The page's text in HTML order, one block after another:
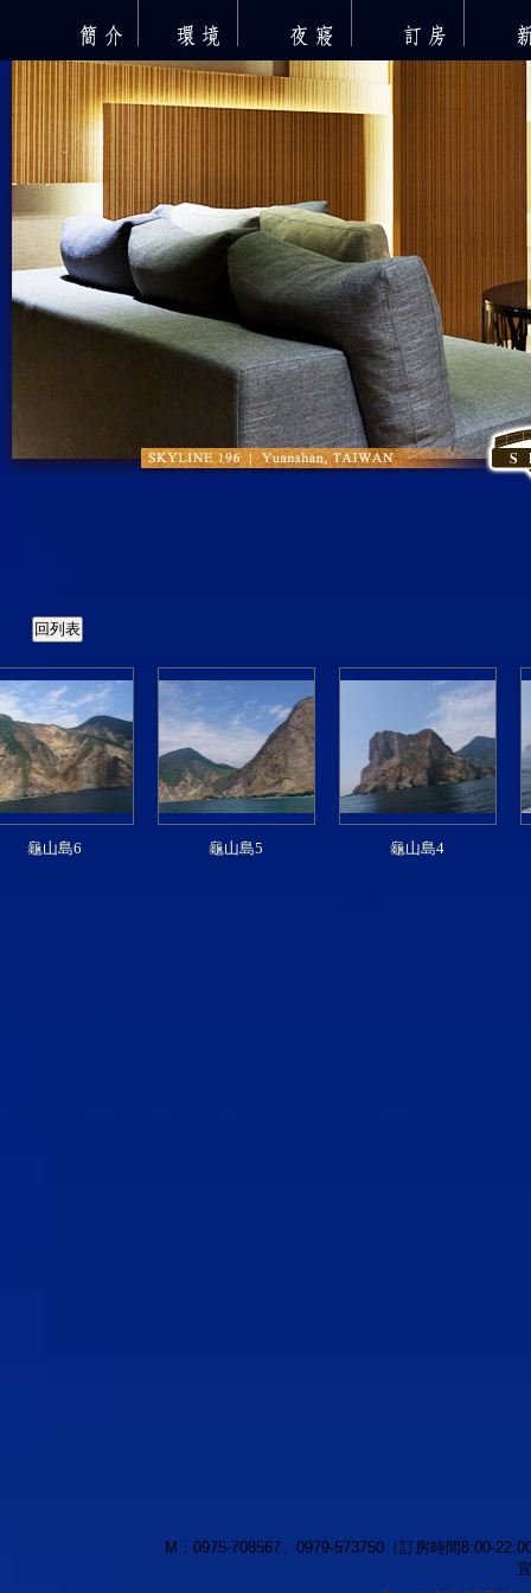
龜山島6 龜山島5 龜山島4
M：0975-708567、0979-573750（訂房時間8:00-